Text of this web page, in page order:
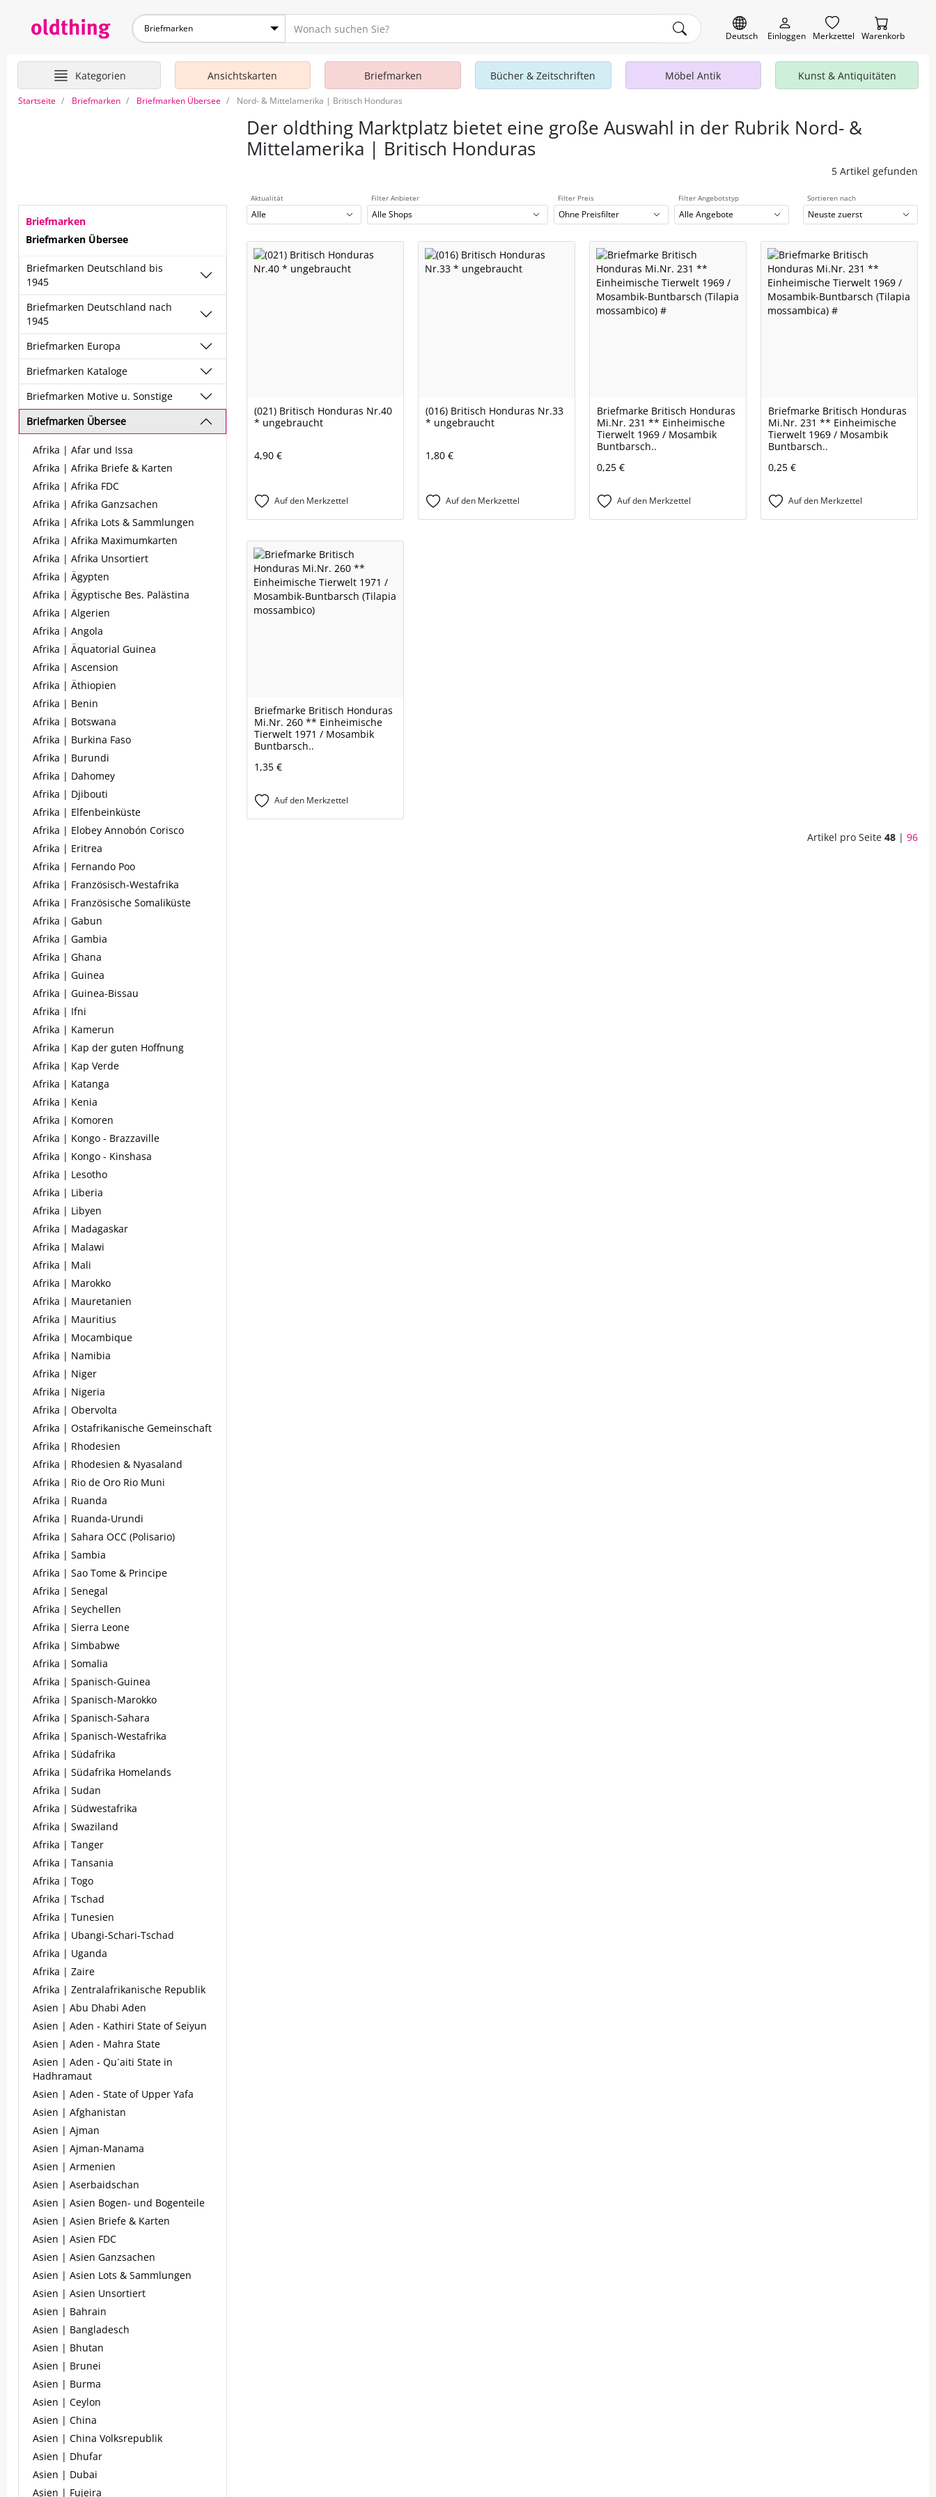
Briefmarken
Deutsch Einloggen Merkzettel Warenkorb
Kategorien Ansichtskarten Briefmarken Bücher & Zeitschriften Möbel Antik Kunst & Antiquitäten
Startseite Briefmarken Briefmarken Übersee Nord- & Mittelamerika | Britisch Honduras
Der oldthing Marktplatz bietet eine große Auswahl in der Rubrik Nord- &
Mittelamerika | Britisch Honduras
5 Artikel gefunden
Briefmarken
Briefmarken Übersee
Briefmarken Deutschland bis
1945
Briefmarken Deutschland nach
1945
Briefmarken Europa
Briefmarken Kataloge
Briefmarken Motive u. Sonstige
Briefmarken Übersee
Afrika | Afar und Issa
Afrika | Afrika Briefe & Karten
Afrika | Afrika FDC
Afrika | Afrika Ganzsachen
Afrika | Afrika Lots & Sammlungen
Afrika | Afrika Maximumkarten
Afrika | Afrika Unsortiert
Afrika | Ägypten
Afrika | Ägyptische Bes. Palästina
Afrika | Algerien
Afrika | Angola
Afrika | Äquatorial Guinea
Afrika | Ascension
Afrika | Äthiopien
Afrika | Benin
Afrika | Botswana
Afrika | Burkina Faso
Afrika | Burundi
Afrika | Dahomey
Afrika | Djibouti
Afrika | Elfenbeinküste
Afrika | Elobey Annobón Corisco
Afrika | Eritrea
Afrika | Fernando Poo
Afrika | Französisch-Westafrika
Afrika | Französische Somaliküste
Afrika | Gabun
Afrika | Gambia
Afrika | Ghana
Afrika | Guinea
Afrika | Guinea-Bissau
Afrika | Ifni
Afrika | Kamerun
Afrika | Kap der guten Hoffnung
Afrika | Kap Verde
Afrika | Katanga
Afrika | Kenia
Afrika | Komoren
Afrika | Kongo - Brazzaville
Afrika | Kongo - Kinshasa
Afrika | Lesotho
Afrika | Liberia
Afrika | Libyen
Afrika | Madagaskar
Afrika | Malawi
Afrika | Mali
Afrika | Marokko
Afrika | Mauretanien
Afrika | Mauritius
Afrika | Mocambique
Afrika | Namibia
Afrika | Niger
Afrika | Nigeria
Afrika | Obervolta
Afrika | Ostafrikanische Gemeinschaft
Afrika | Rhodesien
Afrika | Rhodesien & Nyasaland
Afrika | Rio de Oro Rio Muni
Afrika | Ruanda
Afrika | Ruanda-Urundi
Afrika | Sahara OCC (Polisario)
Afrika | Sambia
Afrika | Sao Tome & Principe
Afrika | Senegal
Afrika | Seychellen
Afrika | Sierra Leone
Afrika | Simbabwe
Afrika | Somalia
Afrika | Spanisch-Guinea
Afrika | Spanisch-Marokko
Afrika | Spanisch-Sahara
Afrika | Spanisch-Westafrika
Afrika | Südafrika
Afrika | Südafrika Homelands
Afrika | Sudan
Afrika | Südwestafrika
Afrika | Swaziland
Afrika | Tanger
Afrika | Tansania
Afrika | Togo
Afrika | Tschad
Afrika | Tunesien
Afrika | Ubangi-Schari-Tschad
Afrika | Uganda
Afrika | Zaire
Afrika | Zentralafrikanische Republik
Asien | Abu Dhabi Aden
Asien | Aden - Kathiri State of Seiyun
Asien | Aden - Mahra State
Asien | Aden - Qu´aiti State in
Hadhramaut
Asien | Aden - State of Upper Yafa
Asien | Afghanistan
Asien | Ajman
Asien | Ajman-Manama
Asien | Armenien
Asien | Aserbaidschan
Asien | Asien Bogen- und Bogenteile
Asien | Asien Briefe & Karten
Asien | Asien FDC
Asien | Asien Ganzsachen
Asien | Asien Lots & Sammlungen
Asien | Asien Unsortiert
Asien | Bahrain
Asien | Bangladesch
Asien | Bhutan
Asien | Brunei
Asien | Burma
Asien | Ceylon
Asien | China
Asien | China Volksrepublik
Asien | Dhufar
Asien | Dubai
Asien | Fujeira
Aktualität
Alle
Filter Anbieter
Alle Shops
Filter Preis
Ohne Preisfilter
Filter Angebotstyp
Alle Angebote
Sortieren nach
Neuste zuerst
(021) Britisch Honduras Nr.40
* ungebraucht
4,90 €
Auf den Merkzettel
(016) Britisch Honduras Nr.33
* ungebraucht
1,80 €
Auf den Merkzettel
Briefmarke Britisch Honduras
Mi.Nr. 231 ** Einheimische
Tierwelt 1969 / Mosambik
Buntbarsch..
0,25 €
Auf den Merkzettel
Briefmarke Britisch Honduras
Mi.Nr. 231 ** Einheimische
Tierwelt 1969 / Mosambik
Buntbarsch..
0,25 €
Auf den Merkzettel
Briefmarke Britisch Honduras
Mi.Nr. 260 ** Einheimische
Tierwelt 1971 / Mosambik
Buntbarsch..
1,35 €
Auf den Merkzettel
Artikel pro Seite 48 | 96